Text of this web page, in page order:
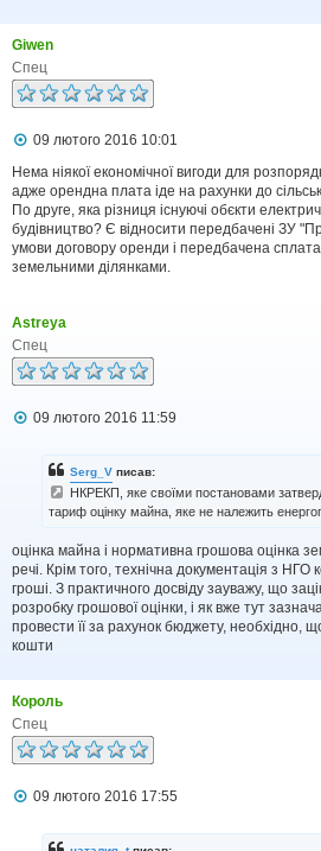
Giwen
Спец
П
в
і
д
о
м
л
е
я
09 лютого 2016 10:01
Нема ніякої економічної вигоди для
адже орендна плата іде на рахунки до
По друге, яка різниця існуючі обєкти
будівництво? Є відносити передбачені ЗУ
умови договору оренди і передбачена
земельними ділянками.
Astreya
Спец
П
е
н
н
09 лютого 2016 11:59
Serg_V писав:
НКРЕКП, яке своїми постановами
тариф оцінку майна, яке не належить
оцінка майна і нормативна грошова оцінка
речі. Крім того, технічна документація з НГО
гроші. З практичного досвіду зауважу, що
розробку грошової оцінки, і як вже тут
провести її за рахунок бюджету, необхідно,
кошти
Король
Спец
П
09 лютого 2016 17:55